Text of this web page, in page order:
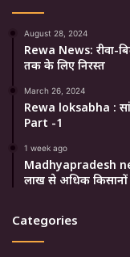
August 28, 2024
Rewa News: रीवा-
तक के लिए निरस्त
March 26, 2024
Rewa loksabha :
Part -1
1 week ago
Madhyapradesh
लाख से अधिक
Categories